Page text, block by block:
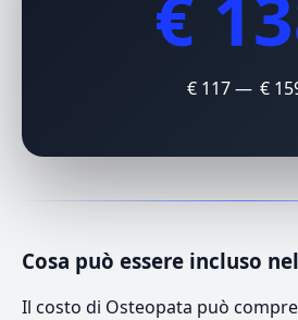
€ 117 — €
Cosa può essere incluso
Il costo di Osteopata può